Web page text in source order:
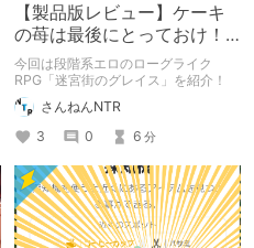
【製品版レビュー】ケーキ
の苺は最後にとっておけ！
ねっとりローグライク
RPG【迷宮街のグレイス】
今回は段階系エロのローグライク
RPG「迷宮街のグレイス」を紹介！
さんねんNTR
3
0 6 分